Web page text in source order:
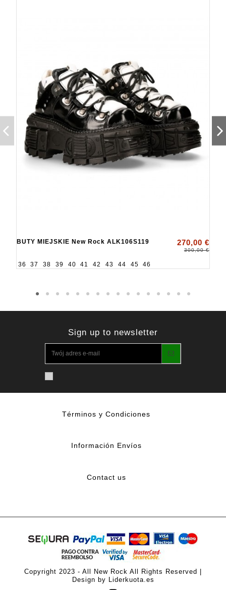
BUTY MIEJSKIE New Rock ALK106S119 270,00 €
300,00 €
36 37 38 39 40 41 42 43 44 45 46
Sign up to newsletter
Términos y Condiciones
Información Envíos
Contact us
Copyright 2023 - All New Rock All Rights Reserved |
Design by Liderkuota.es